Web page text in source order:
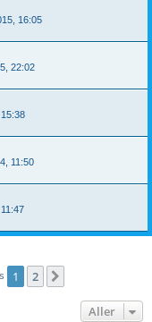
16:05
22:02
11:50
1 2
Aller